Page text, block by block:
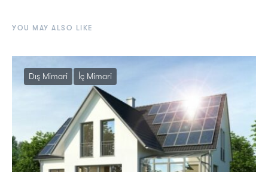
YOU MAY ALSO LIKE
Dış Mimari İç Mimari